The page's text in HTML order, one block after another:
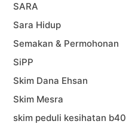
SARA
Sara Hidup
Semakan & Permohonan
SiPP
Skim Dana Ehsan
Skim Mesra
skim peduli kesihatan b40